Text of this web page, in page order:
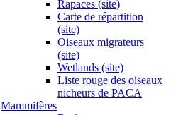
Rapaces (site)
Carte de répartition
(site)
Oiseaux migrateurs
(site)
Wetlands (site)
Liste rouge des oiseaux
nicheurs de PACA
Mammifères